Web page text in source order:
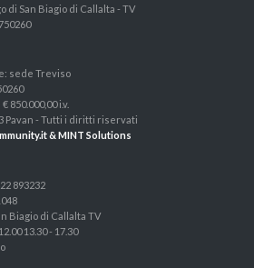
di San Biagio di Callalta - TV
sede Treviso
850.000,00 i.v.
Pavan - Tutti i diritti riservati
& MINT Solutions
893232
Biagio di Callalta TV
13.30 - 17.30